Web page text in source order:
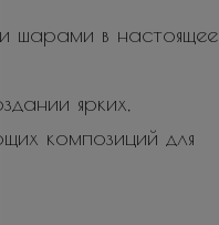
шарами в настоящее
ярких,
композиций для